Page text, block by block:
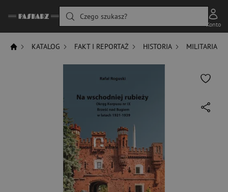
Czego szukasz?
Konto
KATALOG FAKT I REPORTAŻ HISTORIA MILITARIA